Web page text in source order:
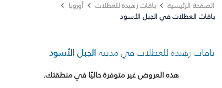
الصفحة الرئيسية باقات زهيدة للعطلات
أوروبا
باقات العطلات في الجبل الأسود
باقات زهيدة للعطلات في مدينة الجبل الأسود
هذه العروض غير متوفرة حاليًا في منطقتك.